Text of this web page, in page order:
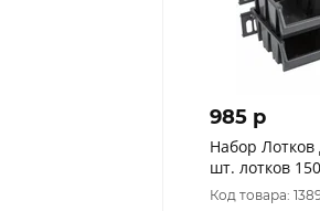
985 p
Набор
шт. лотков
планок),
Код товара: